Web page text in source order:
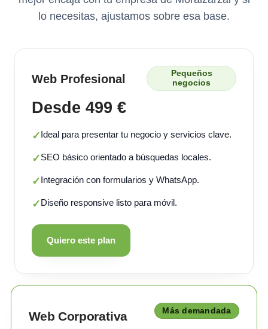
lo necesitas, ajustamos sobre esa base.
Web Profesional
Pequeños
negocios
Desde 499 €
✓Ideal para presentar tu negocio y servicios clave.
✓SEO básico orientado a búsquedas locales.
✓Integración con formularios y WhatsApp.
✓Diseño responsive listo para móvil.
Quiero este plan
Web Corporativa Más demandada